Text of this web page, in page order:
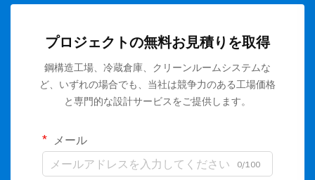
プロジェクトの無料お見積りを取得
鋼構造工場、冷蔵倉庫、クリーンルームシステムな
ど、いずれの場合でも、当社は競争力のある工場価格
と専門的な設計サービスをご提供します。
メール
0/100